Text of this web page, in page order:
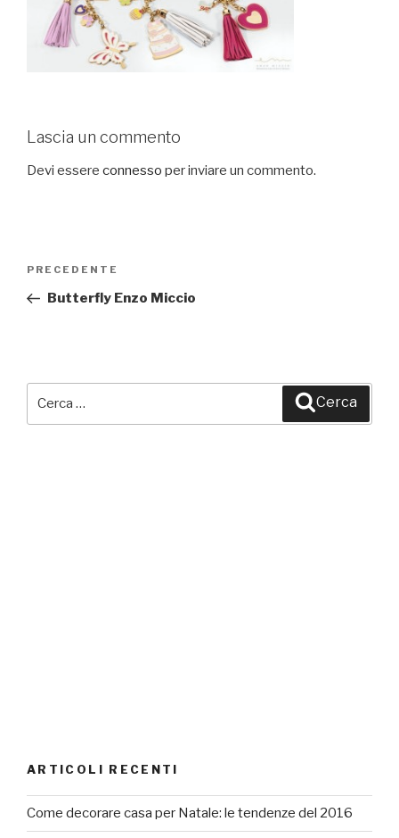
Lascia un commento
Devi essere connesso per inviare un commento.
Navigazione
Articolo
precedente:
PRECEDENTE
Butterfly Enzo Miccio
Cerca
ARTICOLI RECENTI
Come decorare casa per Natale: le tendenze del 2016